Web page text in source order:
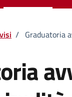
/ Graduatoria